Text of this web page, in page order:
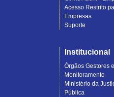
Acesso Restrito
Empresas
Suporte
Institucional
Órgãos Gestores
Monitoramento
Ministério da
Pública